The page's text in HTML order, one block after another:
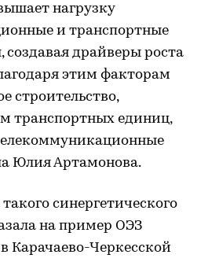
нагрузку
и транспортные
создавая драйверы роста
этим факторам
строительство,
транспортных единиц,
Юлия Артамонова.
синергетического
на пример ОЭЗ
Карачаево-Черкесской